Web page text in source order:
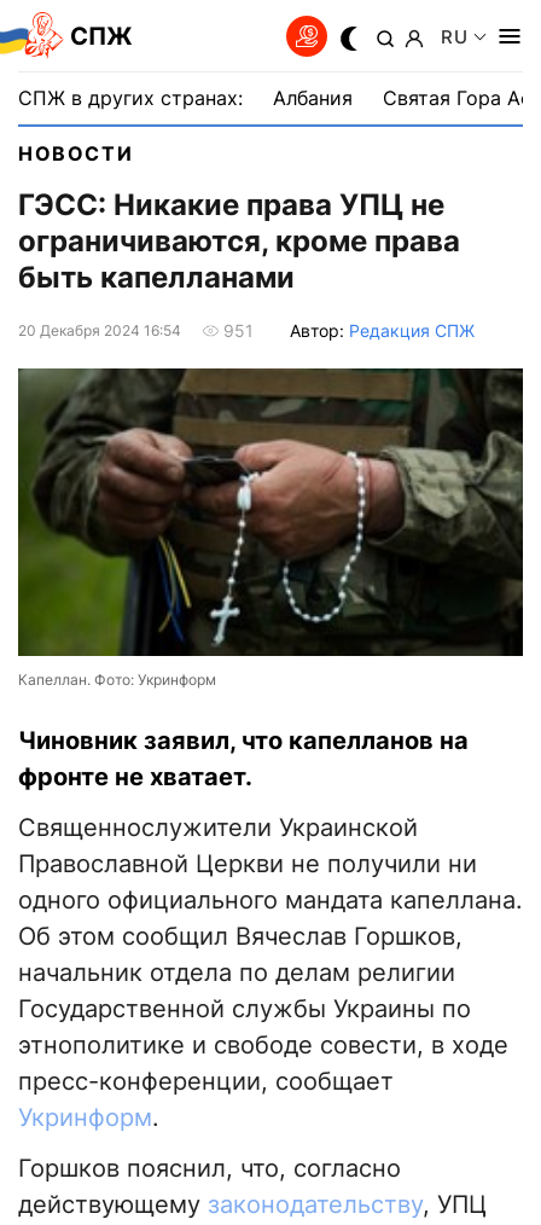
СПЖ RU
СПЖ в других странах: Албания Святая Гора
НОВОСТИ
ГЭСС: Никакие права УПЦ не
ограничиваются, кроме права
быть капелланами
20 Декабря 2024 16:54 951 Автор: Редакция СПЖ
Капеллан. Фото: Укринформ
Чиновник заявил, что капелланов на
фронте не хватает.
Священнослужители Украинской
Православной Церкви не получили ни
одного официального мандата капеллана.
Об этом сообщил Вячеслав Горшков,
начальник отдела по делам религии
Государственной службы Украины по
этнополитике и свободе совести, в ходе
пресс-конференции, сообщает
Укринформ.
Горшков пояснил, что, согласно
действующему законодательству, УПЦ